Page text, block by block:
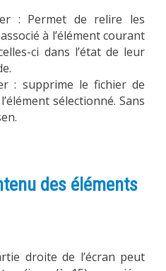
: Permet de relire les
à l’élément courant
ci dans l’état de leur
: supprime le fichier de
sélectionné. Sans
des éléments
droite de l’écran peut